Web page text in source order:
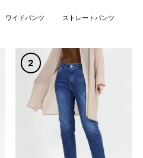
ワイドパンツ ストレートパンツ